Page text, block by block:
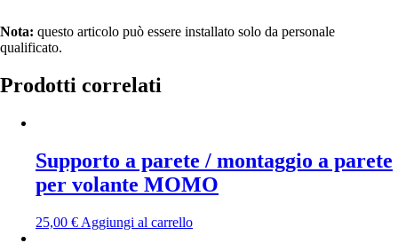
Nota: questo articolo può essere installato solo da personale
qualificato.
Prodotti correlati
Supporto a parete / montaggio a parete
per volante MOMO
25,00 € Aggiungi al carrello